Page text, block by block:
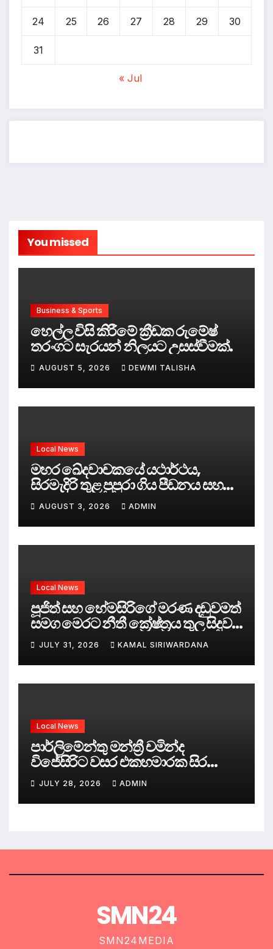
24 25 26 27 28 29 30
31
« Jul
You missed
Business & Sports
හෙල්ල විසි කිරීමේ ක්‍රීඩක රුමේෂ්
තරංගට සැරයන් නිලයට උසස්වීමක්.
AUGUST 5, 2026 DEWMI TALISHA
Local News
මහර ඛේදවාචකයේ යථාර්ථය,
සිරමැදිරි තුළ පුපුරා ගිය පීඩනය සහ
පලිගැනීමේ දේශපාලනය
AUGUST 3, 2026 ADMIN
Local News
පූජිත් සහ හේමසිරිගේ මරණ දඩුවමත්
සමග මෙරට නීතී ක්‍රේෂ්ත්‍රය තුල සිදුව
ඇත්තේ කුමක්ද ?
JULY 31, 2026 KAMAL SIRIWARDANA
Local News
පාර්ලිමේන්තු මන්ත්‍රී චමින්ද
විජේසිරිට වසර එකහමාරක සිර
දඬුවම්.
JULY 28, 2026 ADMIN
SMN24
SMN24MEDIA